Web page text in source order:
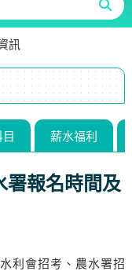
訊
薪水福利
署報名時間及
利會招考、農水署招